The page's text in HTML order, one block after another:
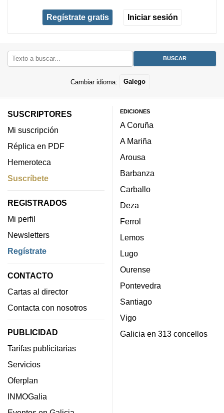
Regístrate gratis Iniciar sesión
Cambiar idioma: Galego
SUSCRIPTORES
Mi suscripción
Réplica en PDF
Hemeroteca
Suscríbete
REGISTRADOS
Mi perfil
Newsletters
Regístrate
CONTACTO
Cartas al director
Contacta con nosotros
PUBLICIDAD
Tarifas publicitarias
Servicios
Oferplan
INMOGalia
EDICIONES
A Coruña
A Mariña
Arousa
Barbanza
Carballo
Deza
Ferrol
Lemos
Lugo
Ourense
Pontevedra
Santiago
Vigo
Galicia en 313 concellos